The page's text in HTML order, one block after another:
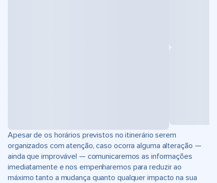
Apesar de os horários previstos no itinerário serem
organizados com atenção, caso ocorra alguma alteração —
ainda que improvável — comunicaremos as informações
imediatamente e nos empenharemos para reduzir ao
máximo tanto a mudança quanto qualquer impacto na sua